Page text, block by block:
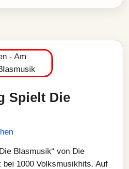
Spielt Die
Blasmusik“ von Die
bei 1000 Volksmusikhits. Auf